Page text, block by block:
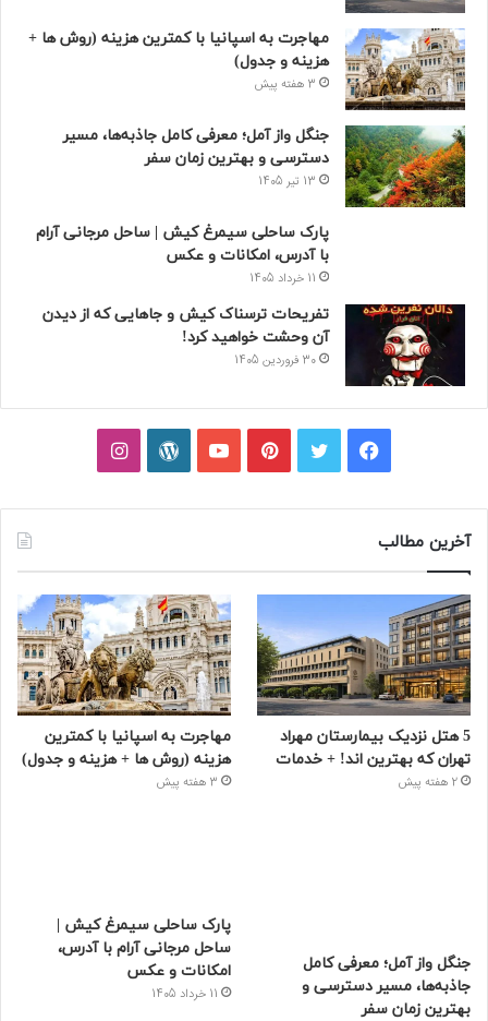
مهاجرت به اسپانیا با کمترین هزینه (روش ها +
هزینه و جدول)
3 هفته پیش
جنگل واز آمل؛ معرفی کامل جاذبه‌ها، مسیر
دسترسی و بهترین زمان سفر
13 تیر 1405
پارک ساحلی سیمرغ کیش | ساحل مرجانی آرام
با آدرس، امکانات و عکس
11 خرداد 1405
تفریحات ترسناک کیش و جاهایی که از دیدن
آن وحشت خواهید کرد!
30 فروردین 1405
فیسبوکتوییترپینتریستیوتیوبوردپرساینستاگرام
آخرین مطالب
5 هتل نزدیک بیمارستان مهراد
تهران که بهترین‌ اند! + خدمات
2 هفته پیش
مهاجرت به اسپانیا با کمترین
هزینه (روش ها + هزینه و جدول)
3 هفته پیش
جنگل واز آمل؛ معرفی کامل
جاذبه‌ها، مسیر دسترسی و
بهترین زمان سفر
پارک ساحلی سیمرغ کیش |
ساحل مرجانی آرام با آدرس،
امکانات و عکس
11 خرداد 1405